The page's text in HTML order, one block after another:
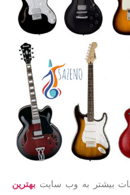
بیشتر به وب‌ سایت بهترین